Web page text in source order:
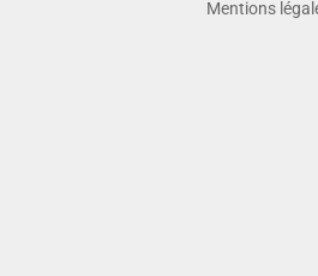
Mentions